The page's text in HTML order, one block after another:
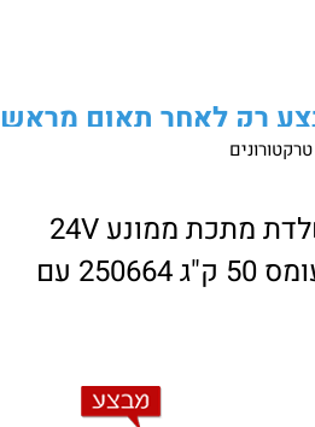
רק לאחר תאום מראש
!
):
052-8059900
04-
,
04-8411010
טרקטורונים
טרקטורון שטח שלדת מתכת ממונע 24V
לילדים גיל 5-12 עומס 50 ק"ג 250664 עם